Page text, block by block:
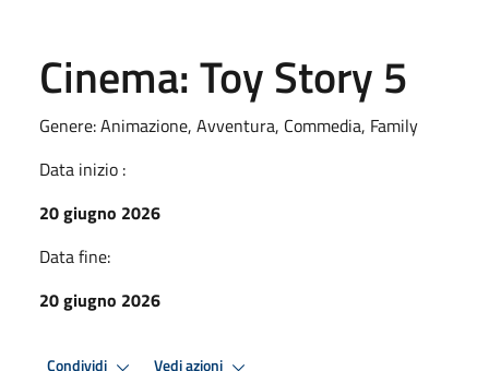
Cinema: Toy Story 5
Genere: Animazione, Avventura, Commedia, Family
Data inizio :
20 giugno 2026
Data fine:
20 giugno 2026
Condividi Vedi azioni